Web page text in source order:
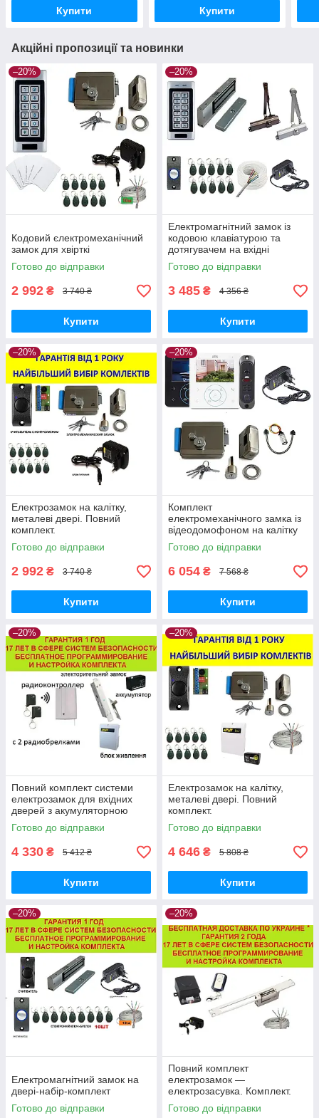
Купити Купити
Акційні пропозиції та новинки
–20%
Кодовий єлектромеханічний
замок для хвірткі
Готово до відправки
2 992 ₴ 3 740 ₴
Купити
–20%
Електромагнітний замок із
кодовою клавіатурою та
дотягувачем на вхідні
двері.Повний комплект.
Готово до відправки
3 485 ₴ 4 356 ₴
Купити
–20%
Електрозамок на калітку,
металеві двері. Повний
комплект.
Готово до відправки
2 992 ₴ 3 740 ₴
Купити
–20%
Комплект
електромеханічного замка із
відеодомофоном на калітку
Готово до відправки
6 054 ₴ 7 568 ₴
Купити
–20%
Повний комплект системи
електрозамок для вхідних
дверей з акумуляторною
батареєю
Готово до відправки
4 330 ₴ 5 412 ₴
Купити
–20%
Електрозамок на калітку,
металеві двері. Повний
комплект.
Готово до відправки
4 646 ₴ 5 808 ₴
Купити
–20%
Електромагнітний замок на
двері-набір-комплект
Готово до відправки
–20%
Повний комплект
електрозамок —
електрозасувка. Комплект.
Готово до відправки